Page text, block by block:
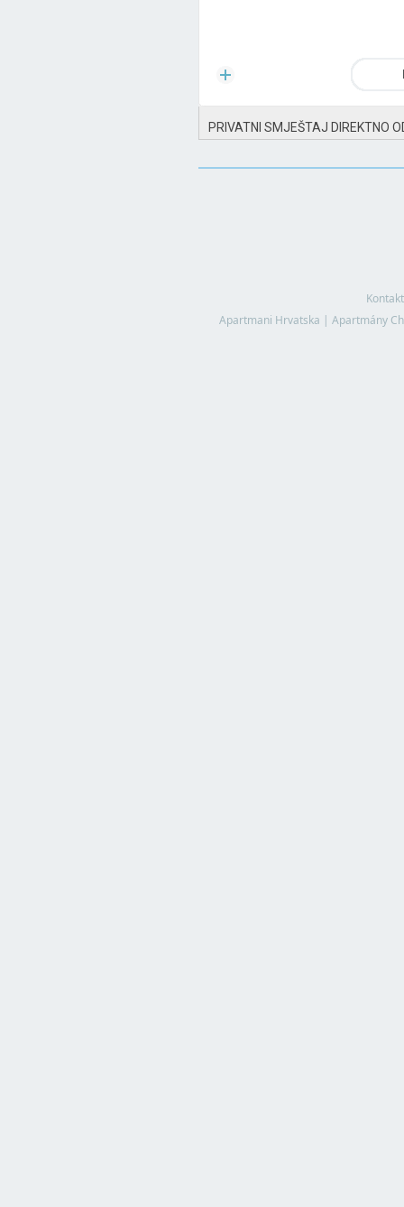
PRIVATNI SMJEŠTAJ DIREKTNO
Kontakt
Apartmani Hrvatska | Apartmány